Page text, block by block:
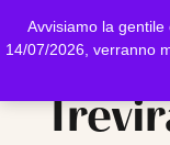
Avvisiamo la
14/07/2026, verranno